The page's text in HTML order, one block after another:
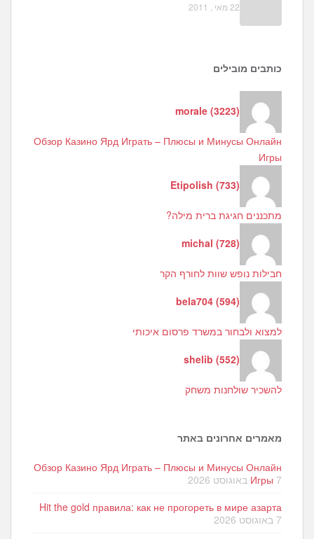
22 מאי , 2011
כותבים מובילים
morale (3223)
Обзор Казино Ярд Играть – Плюсы и Минусы Онлайн
Игры
Etipolish (733)
מתכננים חגיגת ברית מילה?
michal (728)
חבילות נופש שוות לחורף הקר
bela704 (594)
למצוא ולבחור במשרד פרסום איכותי
shelib (552)
להשכיר שולחנות משחק
מאמרים אחרונים באתר
Обзор Казино Ярд Играть – Плюсы и Минусы Онлайн
Игры 7 באוגוסט 2026
Hit the gold правила: как не прогореть в мире азарта
7 באוגוסט 2026